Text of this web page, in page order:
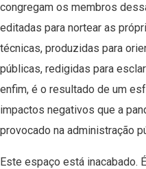
congregam os membros
editadas para nortear as
técnicas, produzidas para
públicas, redigidas para
enfim, é o resultado de um
impactos negativos que a
provocado na administração
Este espaço está inacabado.